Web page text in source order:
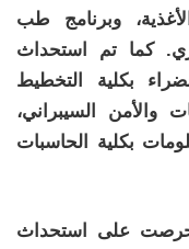
وبرنامج طب
كما تم استحداث
بكلية التخطيط
والأمن السيبراني،
بكلية الحاسبات
حرصت على استحداث